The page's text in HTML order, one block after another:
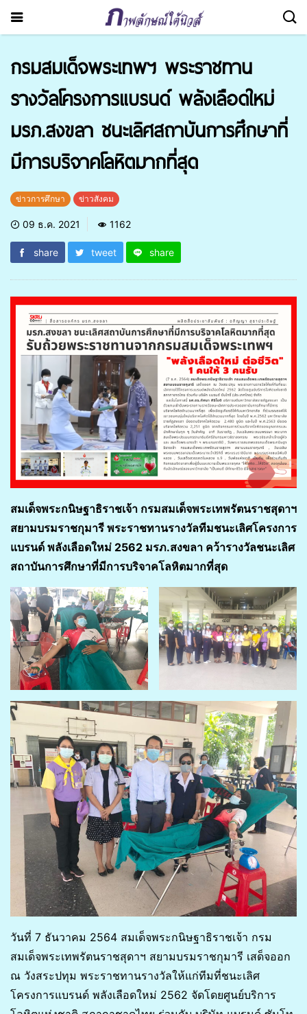
กรมสมเด็จพระเทพฯ พระราชทาน
รางวัลโครงการแบรนด์ พลังเลือดใหม่
มรภ.สงขลา ชนะเลิศสถาบันการศึกษาที่
มีการบริจาคโลหิตมากที่สุด
ข่าวการศึกษา ข่าวสังคม
09 ธ.ค. 2021 1162
share tweet share
สมเด็จพระกนิษฐาธิราชเจ้า กรมสมเด็จพระเทพรัตนราชสุดาฯ
สยามบรมราชกุมารี พระราชทานรางวัลทีมชนะเลิศโครงการ
แบรนด์ พลังเลือดใหม่ 2562 มรภ.สงขลา คว้ารางวัลชนะเลิศ
สถาบันการศึกษาที่มีการบริจาคโลหิตมากที่สุด
วันที่ 7 ธันวาคม 2564 สมเด็จพระกนิษฐาธิราชเจ้า กรม
สมเด็จพระเทพรัตนราชสุดาฯ สยามบรมราชกุมารี เสด็จออก
ณ วังสระปทุม พระราชทานรางวัลให้แก่ทีมที่ชนะเลิศ
โครงการแบรนด์ พลังเลือดใหม่ 2562 จัดโดยศูนย์บริการ